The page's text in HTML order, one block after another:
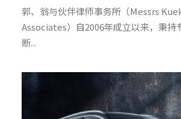
郭、翁与伙伴律师事务所（Messrs
Associates）自2006年成立以来，秉持
断...